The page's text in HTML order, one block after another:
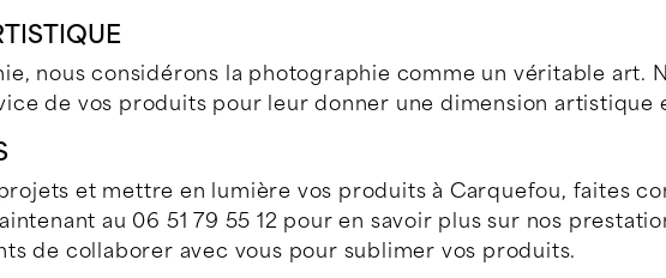
nous considérons la photographie comme un véritable art.
de vos produits pour leur donner une dimension artistique
et mettre en lumière vos produits à Carquefou, faites
au 06 51 79 55 12 pour en savoir plus sur nos
de collaborer avec vous pour sublimer vos produits.